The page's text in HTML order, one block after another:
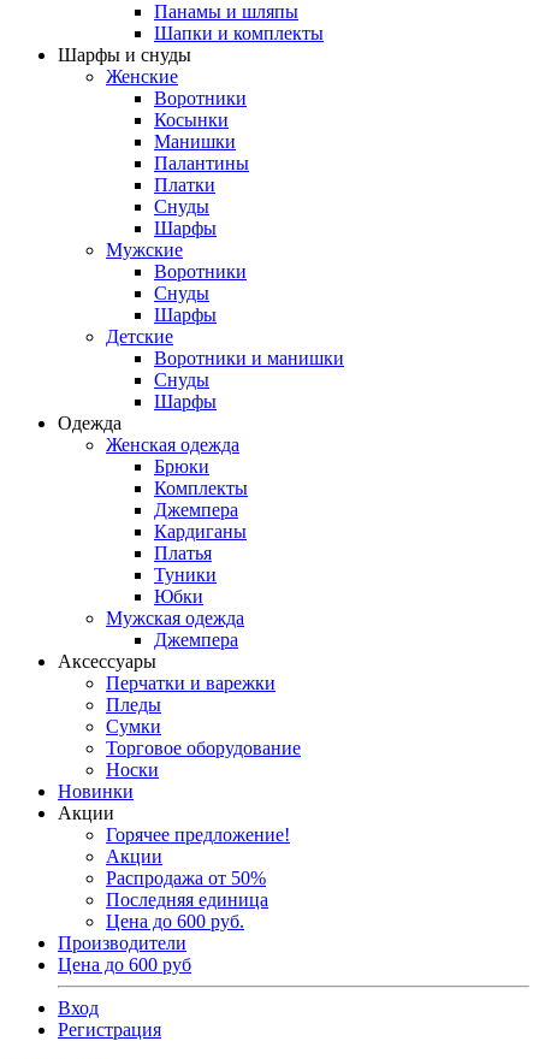
Панамы и шляпы
Шапки и комплекты
Шарфы и снуды
Женские
Воротники
Косынки
Манишки
Палантины
Платки
Снуды
Шарфы
Мужские
Воротники
Снуды
Шарфы
Детские
Воротники и манишки
Снуды
Шарфы
Одежда
Женская одежда
Брюки
Комплекты
Джемпера
Кардиганы
Платья
Туники
Юбки
Мужская одежда
Джемпера
Аксессуары
Перчатки и варежки
Пледы
Сумки
Торговое оборудование
Носки
Новинки
Акции
Горячее предложение!
Акции
Распродажа от 50%
Последняя единица
Цена до 600 руб.
Производители
Цена до 600 руб
Вход
Регистрация